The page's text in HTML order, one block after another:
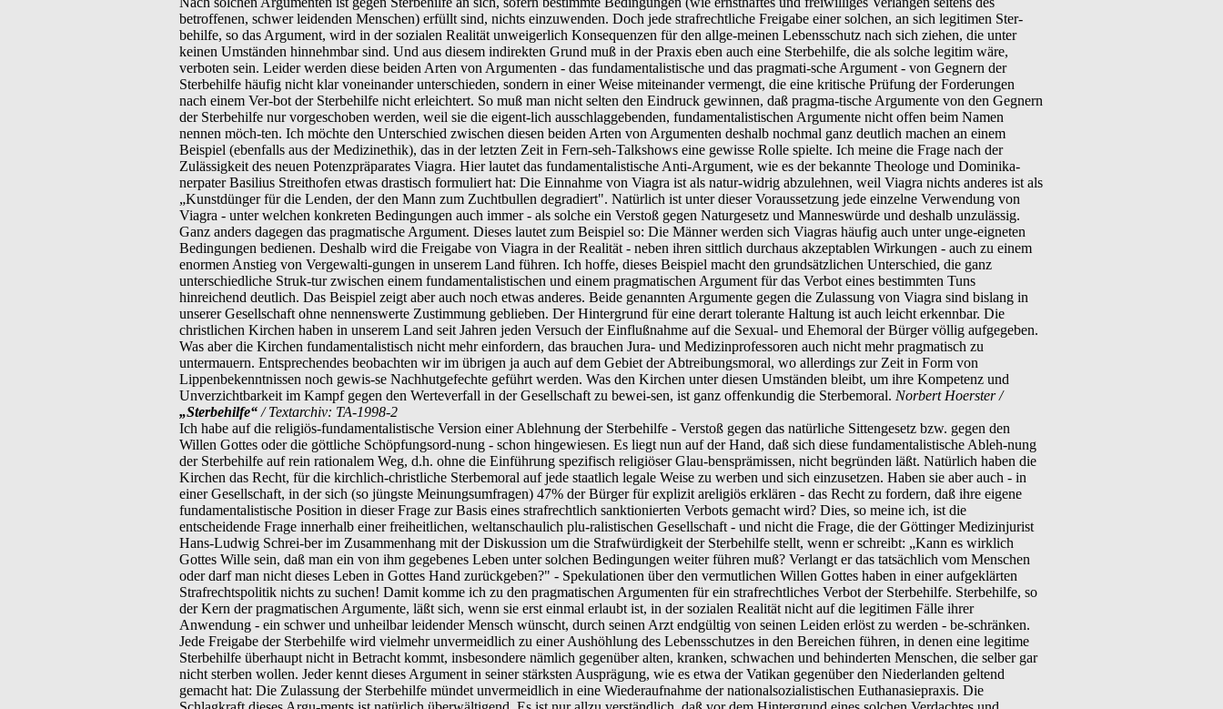
betroffenen, schwer leidenden Menschen) erfüllt sind, nichts einzuwenden. Doch jede strafrechtliche Freigabe einer solchen, an sich legitimen Ster-
behilfe, so das Argument, wird in der sozialen Realität unweigerlich Konsequenzen für den allge-meinen Lebensschutz nach sich ziehen, die unter
keinen Umständen hinnehmbar sind. Und aus diesem indirekten Grund muß in der Praxis eben auch eine Sterbehilfe, die als solche legitim wäre,
verboten sein. Leider werden diese beiden Arten von Argumenten - das fundamentalistische und das pragmati-sche Argument - von Gegnern der
Sterbehilfe häufig nicht klar voneinander unterschieden, sondern in einer Weise miteinander vermengt, die eine kritische Prüfung der Forderungen
nach einem Ver-bot der Sterbehilfe nicht erleichtert. So muß man nicht selten den Eindruck gewinnen, daß pragma-tische Argumente von den Gegnern
der Sterbehilfe nur vorgeschoben werden, weil sie die eigent-lich ausschlaggebenden, fundamentalistischen Argumente nicht offen beim Namen
nennen möch-ten. Ich möchte den Unterschied zwischen diesen beiden Arten von Argumenten deshalb nochmal ganz deutlich machen an einem
Beispiel (ebenfalls aus der Medizinethik), das in der letzten Zeit in Fern-seh-Talkshows eine gewisse Rolle spielte. Ich meine die Frage nach der
Zulässigkeit des neuen Potenzpräparates Viagra. Hier lautet das fundamentalistische Anti-Argument, wie es der bekannte Theologe und Dominika-
nerpater Basilius Streithofen etwas drastisch formuliert hat: Die Einnahme von Viagra ist als natur-widrig abzulehnen, weil Viagra nichts anderes ist als
„Kunstdünger für die Lenden, der den Mann zum Zuchtbullen degradiert". Natürlich ist unter dieser Voraussetzung jede einzelne Verwendung von
Viagra - unter welchen konkreten Bedingungen auch immer - als solche ein Verstoß gegen Naturgesetz und Manneswürde und deshalb unzulässig.
Ganz anders dagegen das pragmatische Argument. Dieses lautet zum Beispiel so: Die Männer werden sich Viagras häufig auch unter unge-eigneten
Bedingungen bedienen. Deshalb wird die Freigabe von Viagra in der Realität - neben ihren sittlich durchaus akzeptablen Wirkungen - auch zu einem
enormen Anstieg von Vergewalti-gungen in unserem Land führen. Ich hoffe, dieses Beispiel macht den grundsätzlichen Unterschied, die ganz
unterschiedliche Struk-tur zwischen einem fundamentalistischen und einem pragmatischen Argument für das Verbot eines bestimmten Tuns
hinreichend deutlich. Das Beispiel zeigt aber auch noch etwas anderes. Beide genannten Argumente gegen die Zulassung von Viagra sind bislang in
unserer Gesellschaft ohne nennenswerte Zustimmung geblieben. Der Hintergrund für eine derart tolerante Haltung ist auch leicht erkennbar. Die
christlichen Kirchen haben in unserem Land seit Jahren jeden Versuch der Einflußnahme auf die Sexual- und Ehemoral der Bürger völlig aufgegeben.
Was aber die Kirchen fundamentalistisch nicht mehr einfordern, das brauchen Jura- und Medizinprofessoren auch nicht mehr pragmatisch zu
untermauern. Entsprechendes beobachten wir im übrigen ja auch auf dem Gebiet der Abtreibungsmoral, wo allerdings zur Zeit in Form von
Lippenbekenntnissen noch gewis-se Nachhutgefechte geführt werden. Was den Kirchen unter diesen Umständen bleibt, um ihre Kompetenz und
Unverzichtbarkeit im Kampf gegen den Werteverfall in der Gesellschaft zu bewei-sen, ist ganz offenkundig die Sterbemoral. Norbert Hoerster /
„Sterbehilfe“ / Textarchiv: TA-1998-2
Ich habe auf die religiös-fundamentalistische Version einer Ablehnung der Sterbehilfe - Verstoß gegen das natürliche Sittengesetz bzw. gegen den
Willen Gottes oder die göttliche Schöpfungsord-nung - schon hingewiesen. Es liegt nun auf der Hand, daß sich diese fundamentalistische Ableh-nung
der Sterbehilfe auf rein rationalem Weg, d.h. ohne die Einführung spezifisch religiöser Glau-bensprämissen, nicht begründen läßt. Natürlich haben die
Kirchen das Recht, für die kirchlich-christliche Sterbemoral auf jede staatlich legale Weise zu werben und sich einzusetzen. Haben sie aber auch - in
einer Gesellschaft, in der sich (so jüngste Meinungsumfragen) 47% der Bürger für explizit areligiös erklären - das Recht zu fordern, daß ihre eigene
fundamentalistische Position in dieser Frage zur Basis eines strafrechtlich sanktionierten Verbots gemacht wird? Dies, so meine ich, ist die
entscheidende Frage innerhalb einer freiheitlichen, weltanschaulich plu-ralistischen Gesellschaft - und nicht die Frage, die der Göttinger Medizinjurist
Hans-Ludwig Schrei-ber im Zusammenhang mit der Diskussion um die Strafwürdigkeit der Sterbehilfe stellt, wenn er schreibt: „Kann es wirklich
Gottes Wille sein, daß man ein von ihm gegebenes Leben unter solchen Bedingungen weiter führen muß? Verlangt er das tatsächlich vom Menschen
oder darf man nicht dieses Leben in Gottes Hand zurückgeben?" - Spekulationen über den vermutlichen Willen Gottes haben in einer aufgeklärten
Strafrechtspolitik nichts zu suchen! Damit komme ich zu den pragmatischen Argumenten für ein strafrechtliches Verbot der Sterbehilfe. Sterbehilfe, so
der Kern der pragmatischen Argumente, läßt sich, wenn sie erst einmal erlaubt ist, in der sozialen Realität nicht auf die legitimen Fälle ihrer
Anwendung - ein schwer und unheilbar leidender Mensch wünscht, durch seinen Arzt endgültig von seinen Leiden erlöst zu werden - be-schränken.
Jede Freigabe der Sterbehilfe wird vielmehr unvermeidlich zu einer Aushöhlung des Lebensschutzes in den Bereichen führen, in denen eine legitime
Sterbehilfe überhaupt nicht in Betracht kommt, insbesondere nämlich gegenüber alten, kranken, schwachen und behinderten Menschen, die selber gar
nicht sterben wollen. Jeder kennt dieses Argument in seiner stärksten Ausprägung, wie es etwa der Vatikan gegenüber den Niederlanden geltend
gemacht hat: Die Zulassung der Sterbehilfe mündet unvermeidlich in eine Wiederaufnahme der nationalsozialistischen Euthanasiepraxis. Die